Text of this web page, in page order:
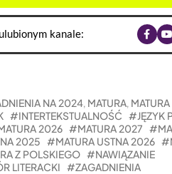
kanale:
NA 2024, MATURA,
INTERTEKSTUALNOŚĆ
JĘZYK
2026 MATURA 2027
2025 MATURA USTNA 2026
Z POLSKIEGO
NAWIĄZANIE
LITERACKI ZAGADNIENIA